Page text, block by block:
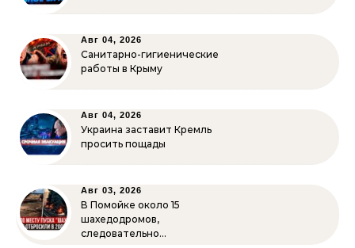
Авг 04, 2026
Санитарно-гигиенические
работы в Крыму
Авг 04, 2026
Украина заставит Кремль
просить пощады
Авг 03, 2026
В Помойке около 15
шахедодромов,
следовательно…